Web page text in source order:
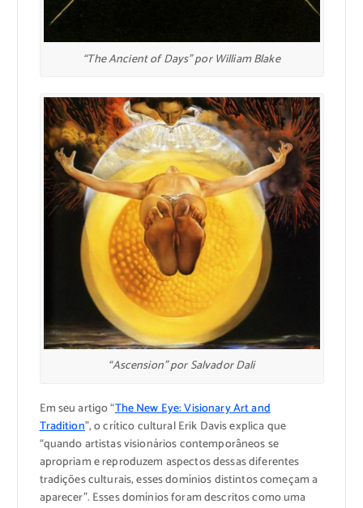
“The Ancient of Days” por William Blake
“Ascension” por Salvador Dali
Em seu artigo “The New Eye: Visionary Art and
Tradition”, o crítico cultural Erik Davis explica que
“quando artistas visionários contemporâneos se
apropriam e reproduzem aspectos dessas diferentes
tradições culturais, esses domínios distintos começam a
aparecer”. Esses domínios foram descritos como uma